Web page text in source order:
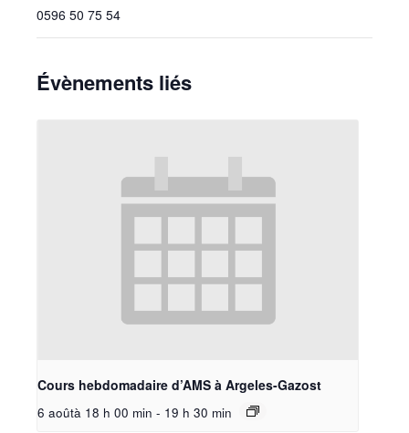
0596 50 75 54
Évènements liés
Cours hebdomadaire d’AMS à Argeles-Gazost
6 aoûtà 18 h 00 min - 19 h 30 min